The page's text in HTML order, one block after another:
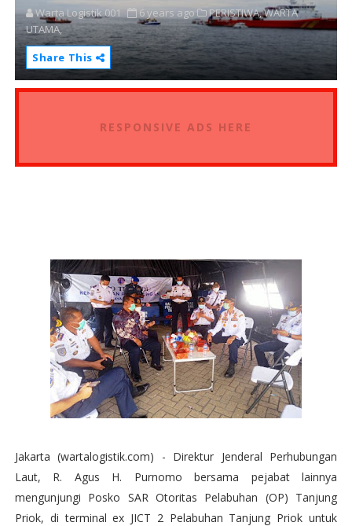
Warta Logistik 001 6 years ago PERISTIWA,WARTA
UTAMA,
Share This
RESPONSIVE ADS HERE
Jakarta (wartalogistik.com) - Direktur Jenderal Perhubungan
Laut, R. Agus H. Purnomo bersama pejabat lainnya
mengunjungi Posko SAR Otoritas Pelabuhan (OP) Tanjung
Priok, di terminal ex JICT 2 Pelabuhan Tanjung Priok untuk